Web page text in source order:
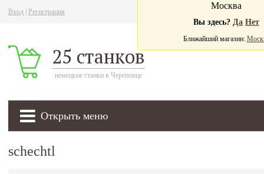
Вход Регистрация
25 станков
немецкие станки в Череповце
Открыть меню
Москва
Вы здесь? Да Нет
Ближайший магазин:
schechtl